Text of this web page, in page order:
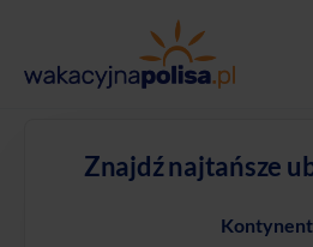
Znajdź najtańsze